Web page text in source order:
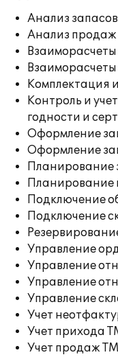
Анализ
Анализ продаж
Взаиморасчеты
Комплектация
Контроль и
годности и
Оформление
Оформление
Планирование
Планирование
Подключение
Подключение
Управление
Управление
Управление
Управление
Учет
Учет прихода
Учет продаж